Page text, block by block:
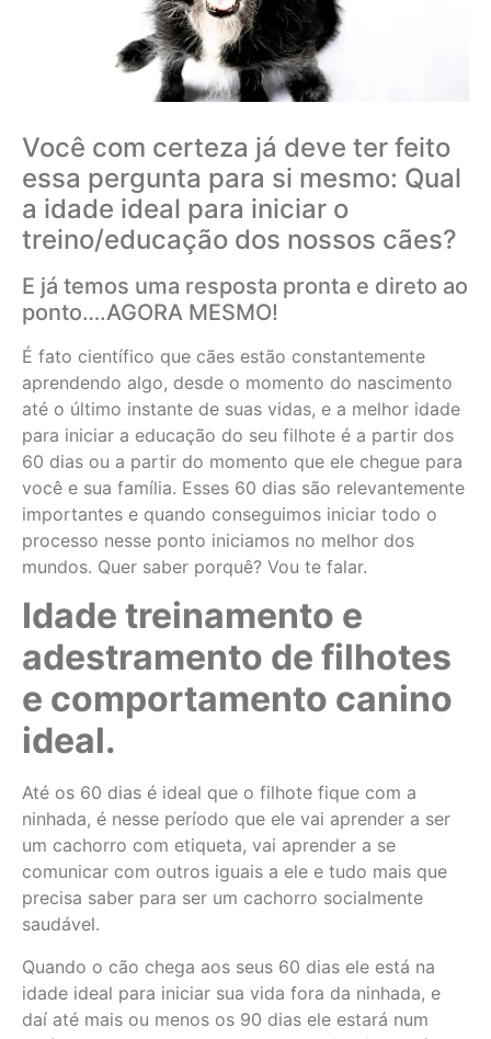
Você com certeza já deve ter feito
essa pergunta para si mesmo: Qual
a idade ideal para iniciar o
treino/educação dos nossos cães?
E já temos uma resposta pronta e direto ao
ponto….AGORA MESMO!
É fato científico que cães estão constantemente
aprendendo algo, desde o momento do nascimento
até o último instante de suas vidas, e a melhor idade
para iniciar a educação do seu filhote é a partir dos
60 dias ou a partir do momento que ele chegue para
você e sua família. Esses 60 dias são relevantemente
importantes e quando conseguimos iniciar todo o
processo nesse ponto iniciamos no melhor dos
mundos. Quer saber porquê? Vou te falar.
Idade treinamento e
adestramento de filhotes
e comportamento canino
ideal.
Até os 60 dias é ideal que o filhote fique com a
ninhada, é nesse período que ele vai aprender a ser
um cachorro com etiqueta, vai aprender a se
comunicar com outros iguais a ele e tudo mais que
precisa saber para ser um cachorro socialmente
saudável.
Quando o cão chega aos seus 60 dias ele está na
idade ideal para iniciar sua vida fora da ninhada, e
daí até mais ou menos os 90 dias ele estará num